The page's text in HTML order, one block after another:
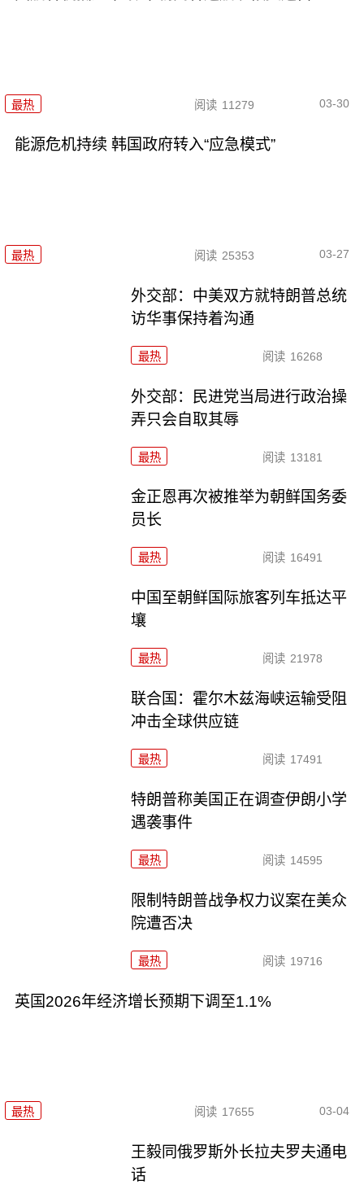
最热 阅读 11279 03-30
能源危机持续 韩国政府转入“应急模式”
最热 阅读 25353 03-27
外交部：中美双方就特朗普总统
访华事保持着沟通
最热 阅读 16268
外交部：民进党当局进行政治操
弄只会自取其辱
最热 阅读 13181
金正恩再次被推举为朝鲜国务委
员长
最热 阅读 16491
中国至朝鲜国际旅客列车抵达平
壤
最热 阅读 21978
联合国：霍尔木兹海峡运输受阻
冲击全球供应链
最热 阅读 17491
特朗普称美国正在调查伊朗小学
遇袭事件
最热 阅读 14595
限制特朗普战争权力议案在美众
院遭否决
最热 阅读 19716
英国2026年经济增长预期下调至1.1%
最热 阅读 17655 03-04
王毅同俄罗斯外长拉夫罗夫通电
话